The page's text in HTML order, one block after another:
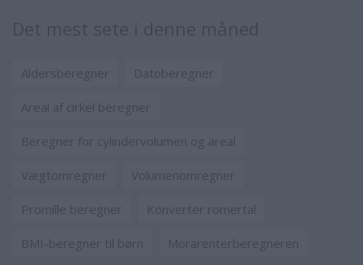
Aldersberegner Datoberegner
Areal af cirkel beregner
Beregner for cylindervolumen og areal
Vægtomregner Volumenomregner
Promille beregner Konverter romertal
BMI-beregner til børn Morarenterberegneren